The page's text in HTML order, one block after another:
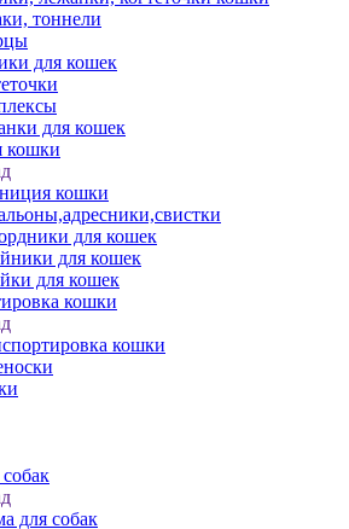
тоннели
для кошек
для кошек
кошки
кошки
для кошек
для кошек
для кошек
кошки
кошки
для собак